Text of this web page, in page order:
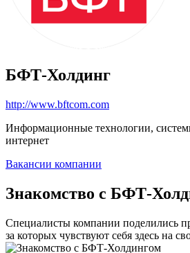
БФТ-Холдинг
http://www.bftcom.com
Информационные технологии,
интернет
Вакансии компании
Знакомство с БФТ-
Специалисты компании поделились
за которых чувствуют себя здесь на